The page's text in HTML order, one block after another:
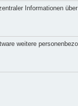
Informationen
weitere